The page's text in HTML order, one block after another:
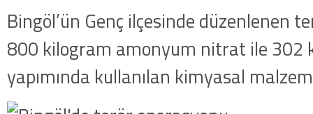
Bingöl’ün Genç ilçesinde düzenlenen
800 kilogram amonyum nitrat ile 302
yapımında kullanılan kimyasal